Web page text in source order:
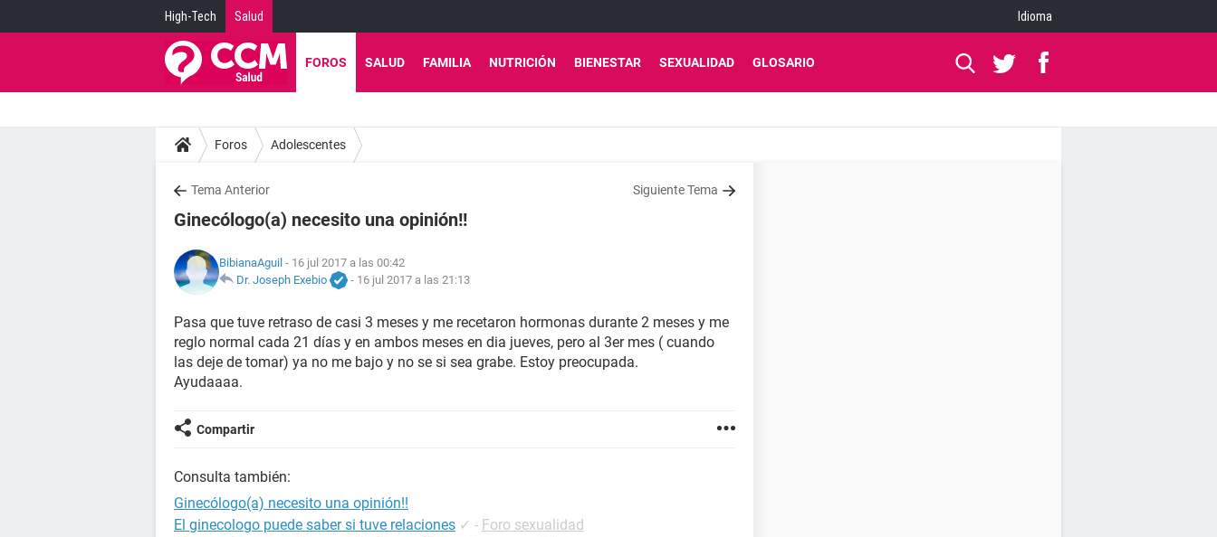
High-Tech Salud Idioma
FOROS SALUD FAMILIA NUTRICIÓN BIENESTAR SEXUALIDAD GLOSARIO
Foros Adolescentes
Tema Anterior Siguiente Tema
Ginecólogo(a) necesito una opinión!!
BibianaAguil - 16 jul 2017 a las 00:42
Dr. Joseph Exebio
- 16 jul 2017 a las 21:13
Pasa que tuve retraso de casi 3 meses y me recetaron hormonas durante 2 meses y me
reglo normal cada 21 días y en ambos meses en dia jueves, pero al 3er mes ( cuando
las deje de tomar) ya no me bajo y no se si sea grabe. Estoy preocupada.
Ayudaaaa.
Compartir
Consulta también:
Ginecólogo(a) necesito una opinión!!
El ginecologo puede saber si tuve relaciones ✓ - Foro sexualidad